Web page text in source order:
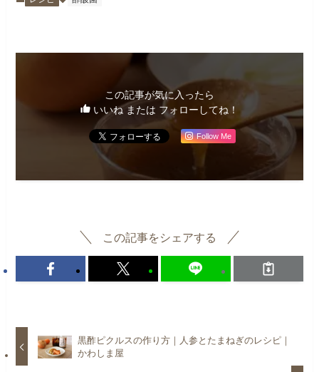
この記事が気に入ったら
いいね または フォローしてね！
Follow Me
この記事をシェアする
黒酢ピクルスの作り方｜人参とたまねぎのレシピ｜
かわしま屋